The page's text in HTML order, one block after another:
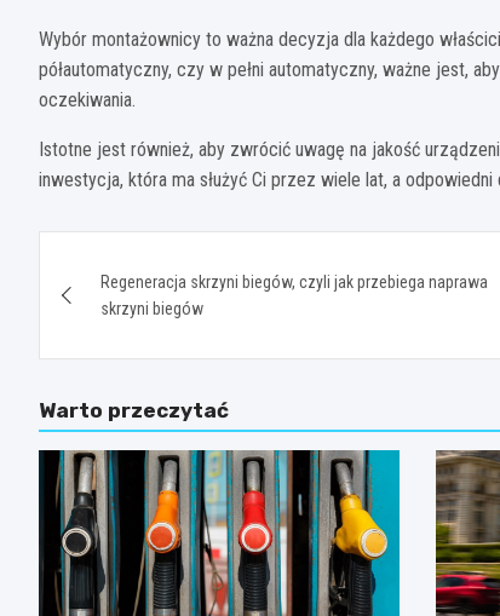
Wybór montażownicy to ważna decyzja dla każdego
półautomatyczny, czy w pełni automatyczny, ważne jest,
oczekiwania.
Istotne jest również, aby zwrócić uwagę na jakość
inwestycja, która ma służyć Ci przez wiele lat, a
wpisuRegeneracja skrzyni biegów, czyli jak przebiega naprawa
skrzyni biegów
Warto przeczytać